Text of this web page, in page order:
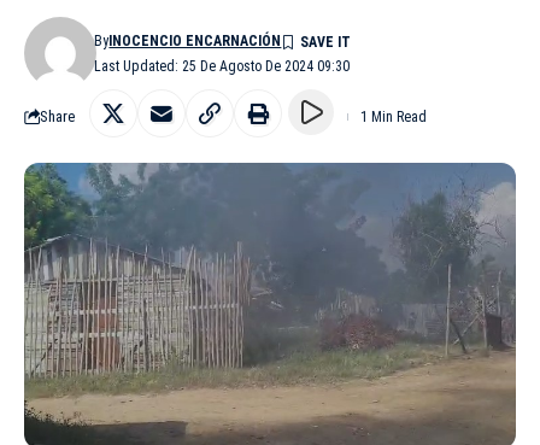
Last Updated: 25 De Agosto De 2024 09:30
ByINOCENCIO ENCARNACIÓN
Share 1 Min Read